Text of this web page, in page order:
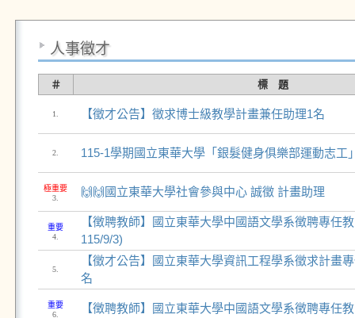
人事徵才
＃ 標 題
1. 【徵才公告】徵求博士級教學計畫兼任助理1名
2. 115-1學期國立東華大學「銀髮健身俱樂部運動志工
極重要
3.
🙌🙌國立東華大學社會參與中心 誠徵 計畫助理
重要
4.
【徴聘教師】國立東華大學中國語文學系徴聘專任
115/9/3)
5.
【徵才公告】國立東華大學資訊工程學系徵求計畫
名
重要
6.
【徴聘教師】國立東華大學中國語文學系徴聘專任